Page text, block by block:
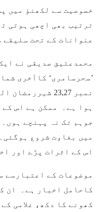
خصوصیت سے لکھنؤ میں
ترتیب بھی اچھی ہوتی
عنوانات کے تحت سلیقے
محمدعتیق صدیقی نے
ہوا ہے۔ ممکن ہے اس
جوہم تک نہ پہنچے
میں بغاوت شروع
اس کے اثرات پڑے اور
موضوعات کے اعتبارسے
کاحامل اخبار ہے۔ ان
کھونے کا دکھ، غلامی